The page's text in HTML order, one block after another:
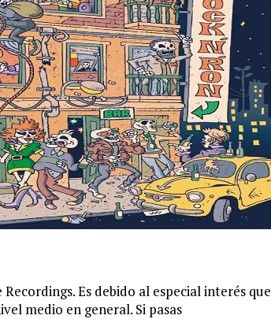
Es debido al especial interés que
medio en general. Si pasas